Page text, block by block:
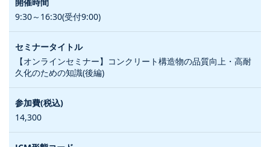
9:30～16:30(受付9:00)
【オンラインセミナー】コンクリート構造物の品質向上・高耐
久化のための知識(後編)
14,300